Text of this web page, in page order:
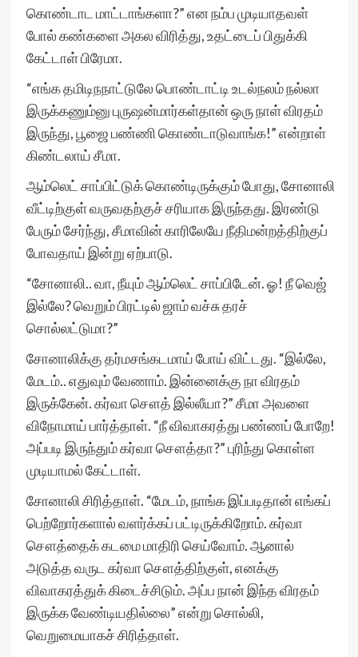
கொண்டாட மாட்டாங்களா?” என நம்ப முடியாதவள்
போல் கண்களை அகல விரித்து, உதட்டைப் பிதுக்கி
கேட்டாள் பிரேமா.
“எங்க தமிடிநநாட்டுலே பொண்டாட்டி உடல்நலம் நல்லா
இருக்கணும்னு புருஷன்மார்கள்தான் ஒரு நாள் விரதம்
இருந்து, பூஜை பண்ணி கொண்டாடுவாங்க!” என்றாள்
கிண்டலாய் சீமா.
ஆம்லெட் சாப்பிட்டுக் கொண்டிருக்கும் போது, சோனாலி
வீட்டிற்குள் வருவதற்குச் சரியாக இருந்தது. இரண்டு
பேரும் சேர்ந்து, சீமாவின் காரிலேயே நீதிமன்றத்திற்குப்
போவதாய் இன்று ஏற்பாடு.
“சோனாலி.. வா, நீயும் ஆம்லெட் சாப்பிடேன். ஓ! நீ வெஜ்
இல்லே? வெறும் பிரட்டில் ஜாம் வச்சு தரச்
சொல்லட்டுமா?”
சோனாலிக்கு தர்மசங்கடமாய் போய் விட்டது. “இல்லே,
மேடம்.. எதுவும் வேணாம். இன்னைக்கு நா விரதம்
இருக்கேன். கர்வா சௌத் இல்லீயா?” சீமா அவளை
விநோமாய் பார்த்தாள். “நீ விவாகரத்து பண்ணப் போறே!
அப்படி இருந்தும் கர்வா சௌத்தா?” புரிந்து கொள்ள
முடியாமல் கேட்டாள்.
சோனாலி சிரித்தாள். “மேடம், நாங்க இப்படிதான் எங்கப்
பெற்றோர்களால் வளர்க்கப் பட்டிருக்கிறோம். கர்வா
சௌத்தைக் கடமை மாதிரி செய்வோம். ஆனால்
அடுத்த வருட கர்வா சௌத்திற்குள், எனக்கு
விவாகரத்துக் கிடைச்சிடும். அப்ப நான் இந்த விரதம்
இருக்க வேண்டியதில்லை” என்று சொல்லி,
வெறுமையாகச் சிரித்தாள்.